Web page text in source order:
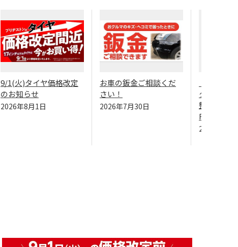
9/1(火)タイヤ価格改定
のお知らせ
2026年8月1日
お車の鈑金ご相談くだ
さい！
2026年7月30日
タイヤ交
整！ 静粛
REGNO
2026年7月